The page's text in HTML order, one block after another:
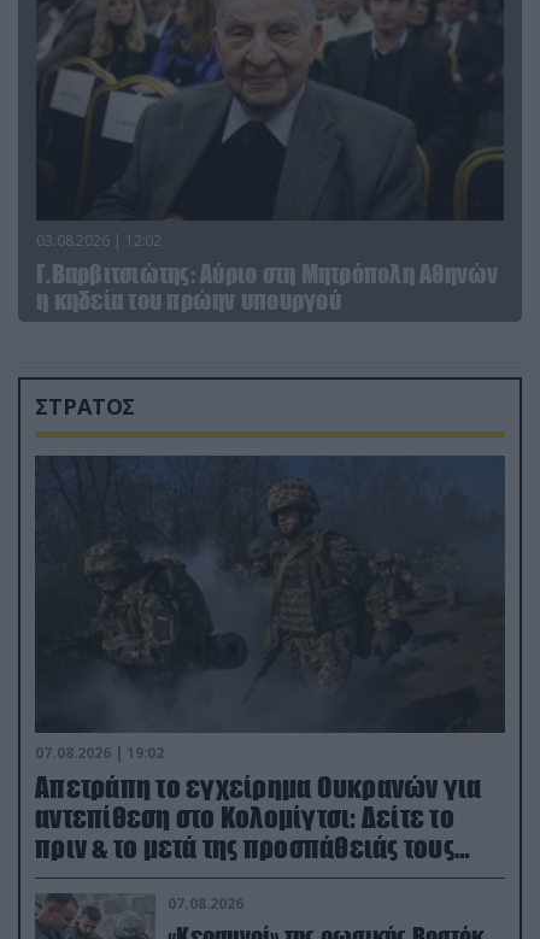
03.08.2026 | 12:02
Γ.Βαρβιτσιώτης: Aύριο στη Μητρόπολη Αθηνών
η κηδεία του πρώην υπουργού
ΣΤΡΑΤΟΣ
07.08.2026 | 19:02
Απετράπη το εγχείρημα Ουκρανών για
αντεπίθεση στο Κολομίγτσι: Δείτε το
πριν & το μετά της προσπάθειάς τους
(βίντεο)
07.08.2026